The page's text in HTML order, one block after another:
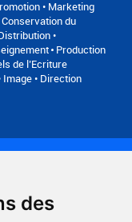
des
• Marketing
Conservation du
•
Production
de l’Ecriture
Image • Direction